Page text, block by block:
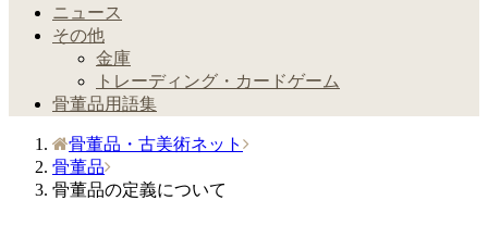
ニュース
その他
金庫
トレーディング・カードゲーム
骨董品用語集
骨董品・古美術ネット
骨董品
骨董品の定義について